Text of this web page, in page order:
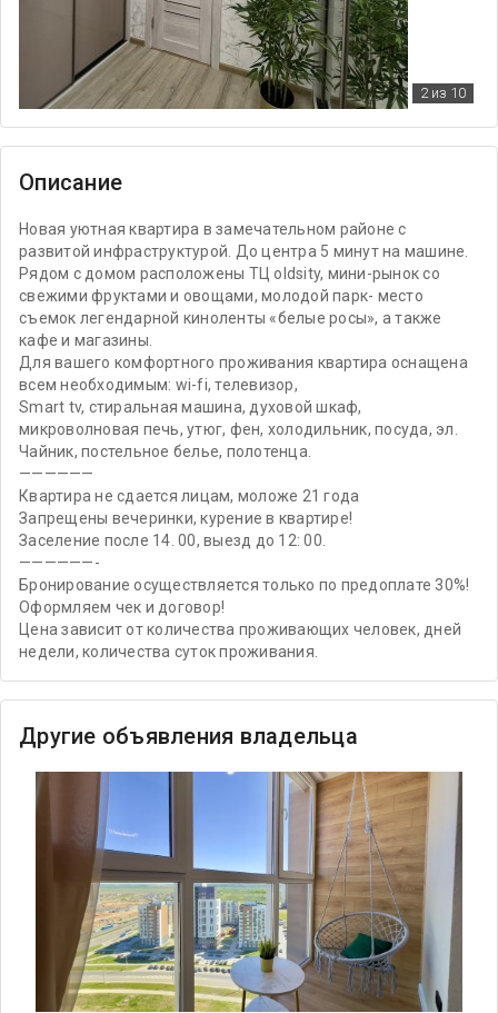
2из 10
Описание
Новая уютная квартира в замечательном районе с
развитой инфраструктурой. До центра 5 минут на машине.
Рядом с домом расположены ТЦ oldsity, мини-рынок со
свежими фруктами и овощами, молодой парк- место
съемок легендарной киноленты «белые росы», а также
кафе и магазины.
Для вашего комфортного проживания квартира оснащена
всем необходимым: wi-fi, телевизор,
Smart tv, стиральная машина, духовой шкаф,
микроволновая печь, утюг, фен, холодильник, посуда, эл.
Чайник, постельное белье, полотенца.
——————
Квартира не сдается лицам, моложе 21 года
Запрещены вечеринки, курение в квартире!
Заселение после 14. 00, выезд до 12: 00.
——————-
Бронирование осуществляется только по предоплате 30%!
Оформляем чек и договор!
Цена зависит от количества проживающих человек, дней
недели, количества суток проживания.
Другие объявления владельца